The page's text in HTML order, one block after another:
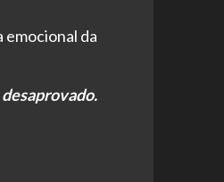
emocional da